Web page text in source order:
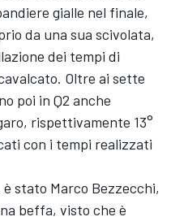
gialle nel finale,
da una sua scivolata,
dei tempi di
Oltre ai sette
poi in Q2 anche
, rispettivamente 13°
con i tempi realizzati
è stato Marco Bezzecchi,
beffa, visto che è